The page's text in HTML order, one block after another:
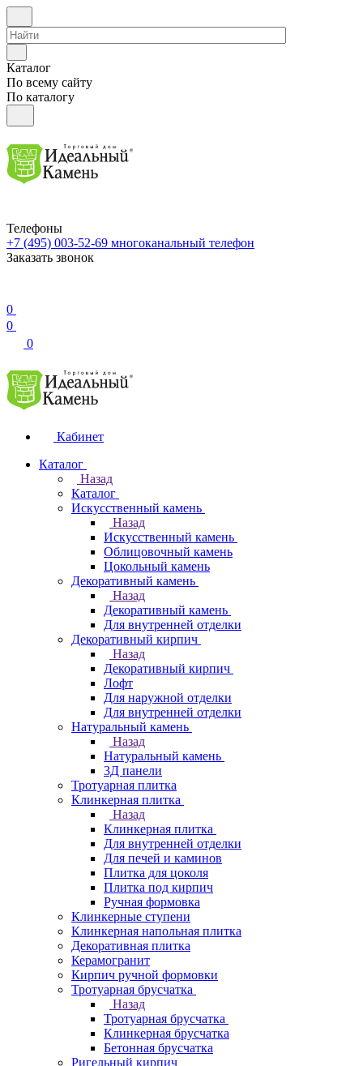
Каталог
По всему сайту
По каталогу
Телефоны
+7 (495) 003-52-69 многоканальный телефон
Заказать звонок
0
0
0
Кабинет
Каталог
Назад
Каталог
Искусственный камень
Назад
Искусственный камень
Облицовочный камень
Цокольный камень
Декоративный камень
Назад
Декоративный камень
Для внутренней отделки
Декоративный кирпич
Назад
Декоративный кирпич
Лофт
Для наружной отделки
Для внутренней отделки
Натуральный камень
Назад
Натуральный камень
3Д панели
Тротуарная плитка
Клинкерная плитка
Назад
Клинкерная плитка
Для внутренней отделки
Для печей и каминов
Плитка для цоколя
Плитка под кирпич
Ручная формовка
Клинкерные ступени
Клинкерная напольная плитка
Декоративная плитка
Керамогранит
Кирпич ручной формовки
Тротуарная брусчатка
Назад
Тротуарная брусчатка
Клинкерная брусчатка
Бетонная брусчатка
Ригельный кирпич